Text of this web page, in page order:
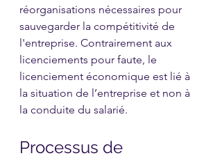
réorganisations nécessaires pour
sauvegarder la compétitivité de
l'entreprise. Contrairement aux
licenciements pour faute, le
licenciement économique est lié à
la situation de l’entreprise et non à
la conduite du salarié.
Processus de